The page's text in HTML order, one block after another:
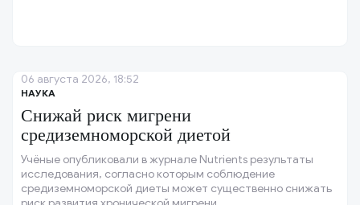
НАУКА
Снижай риск мигрени
средиземноморской диетой
Учёные опубликовали в журнале Nutrients результаты
исследования, согласно которым соблюдение
средиземноморской диеты может существенно снижать
06 августа 2026, 18:52